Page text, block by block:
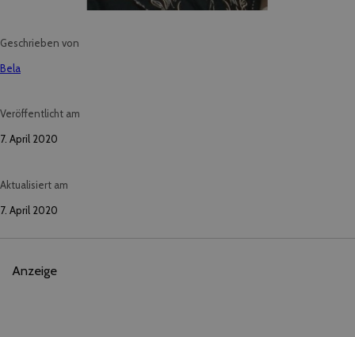
Geschrieben von
Bela
Veröffentlicht am
7. April 2020
Aktualisiert am
7. April 2020
Anzeige